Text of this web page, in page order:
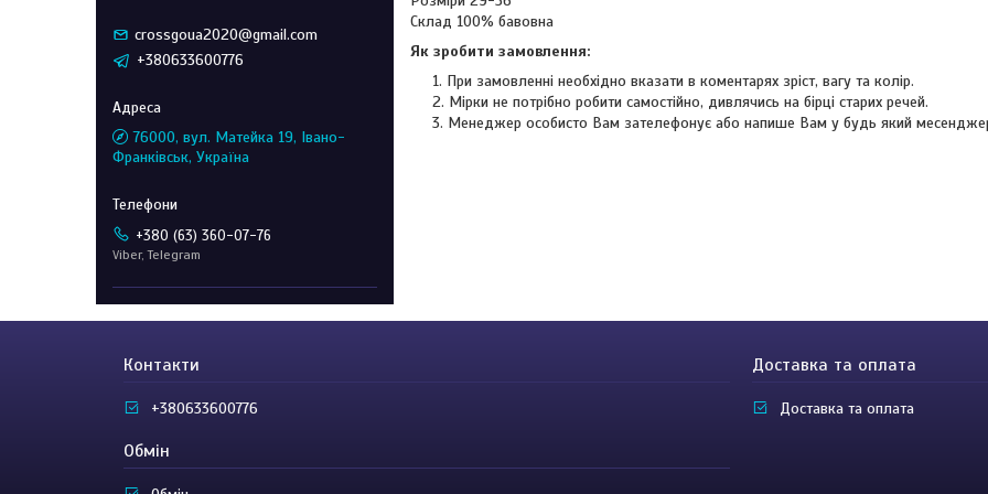
Склад 100% бавовна
Як зробити замовлення:
При замовленні необхідно вказати в коментарях зріст, вагу та колір.
Мірки не потрібно робити самостійно, дивлячись на бірці старих речей.
Менеджер особисто Вам зателефонує або напише Вам у будь який
crossgoua2020@gmail.com
+380633600776
76000, вул. Матейка 19, Івано-
Франківськ, Україна
+380 (63) 360-07-76
Viber, Telegram
Контакти
+380633600776
Доставка та оплата
Доставка та оплата
Обмін